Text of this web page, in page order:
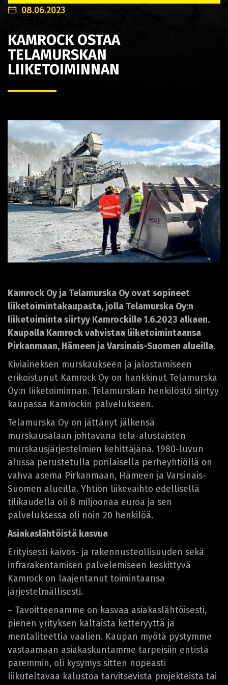
08.06.2023
KAMROCK OSTAA
TELAMURSKAN
LIIKETOIMINNAN
Kamrock Oy ja Telamurska Oy ovat sopineet
liiketoimintakaupasta, jolla Telamurska Oy:n
liiketoiminta siirtyy Kamrockille 1.6.2023 alkaen.
Kaupalla Kamrock vahvistaa liiketoimintaansa
Pirkanmaan, Hämeen ja Varsinais-Suomen alueilla.
Kiviaineksen murskaukseen ja jalostamiseen
erikoistunut Kamrock Oy on hankkinut Telamurska
Oy:n liiketoiminnan. Telamurskan henkilöstö siirtyy
kaupassa Kamrockin palvelukseen.
Telamurska Oy on jättänyt jälkensä
murskausalaan johtavana tela-alustaisten
murskausjärjestelmien kehittäjänä. 1980-luvun
alussa perustetulla porilaisella perheyhtiöllä on
vahva asema Pirkanmaan, Hämeen ja Varsinais-
Suomen alueilla. Yhtiön liikevaihto edellisellä
tilikaudella oli 8 miljoonaa euroa ja sen
palveluksessa oli noin 20 henkilöä.
Asiakaslähtöistä kasvua
Erityisesti kaivos- ja rakennusteollisuuden sekä
infrarakentamisen palvelemiseen keskittyvä
Kamrock on laajentanut toimintaansa
järjestelmällisesti.
– Tavoitteenamme on kasvaa asiakaslähtöisesti,
pienen yrityksen kaltaista ketteryyttä ja
mentaliteettia vaalien. Kaupan myötä pystymme
vastaamaan asiakaskuntamme tarpeisiin entistä
paremmin, oli kysymys sitten nopeasti
liikuteltavaa kalustoa tarvitsevista projekteista tai